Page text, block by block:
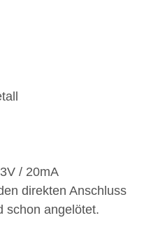
/ 20mA
direkten Anschluss
schon angelötet.